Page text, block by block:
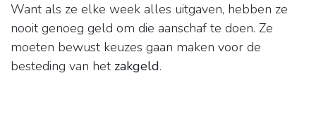
Want als ze elke week alles uitgaven, hebben ze
nooit genoeg geld om die aanschaf te doen. Ze
moeten bewust keuzes gaan maken voor de
besteding van het zakgeld.